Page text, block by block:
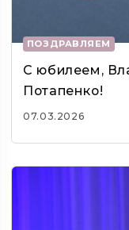
ПОЗДРАВЛЯЕМ
С юбилеем,
Потапенко!
07.03.2026